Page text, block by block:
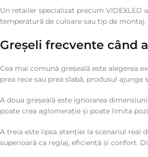
Un retailer specializat precum
temperatură de culoare sau tip de montaj.
Greșeli frecvente când
Cea mai comună greșeală este alegerea
prea rece sau prea slabă, produsul ajunge
A doua greșeală este ignorarea
poate crea aglomerație și poate limita
A treia este lipsa atenției la scenariul real
superioară ca reglaj, eficiență și confort.